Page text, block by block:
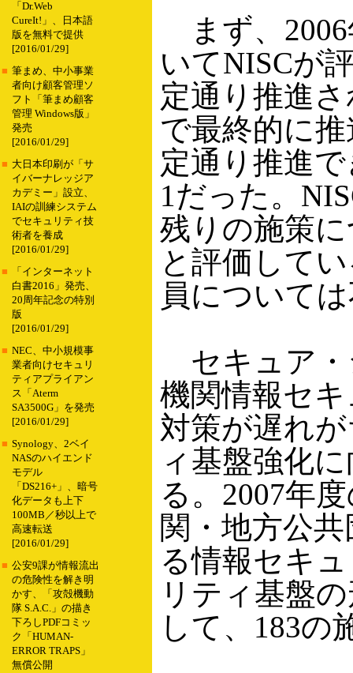
「Dr.Web
CureIt!」、日本語
版を無料で提供
[2016/01/29]
■ 筆まめ、中小事業
者向け顧客管理ソ
フト「筆まめ顧客
管理 Windows版」
発売
[2016/01/29]
■ 大日本印刷が「サ
イバーナレッジア
カデミー」設立、
IAIの訓練システム
でセキュリティ技
術者を養成
[2016/01/29]
■
「インターネット
白書2016」発売、
20周年記念の特別
版
[2016/01/29]
■ NEC、中小規模事
業者向けセキュリ
ティアプライアン
ス「Aterm
SA3500G」を発売
[2016/01/29]
■ Synology、2ベイ
NASのハイエンド
モデル
「DS216+」、暗号
化データも上下
100MB／秒以上で
高速転送
[2016/01/29]
■ 公安9課が情報流出
の危険性を解き明
かす、「攻殻機動
隊 S.A.C.」の描き
下ろしPDFコミッ
ク「HUMAN-
ERROR TRAPS」
無償公開
まず、2006
いてNISCが
定通り推進
で最終的に
定通り推進
1だった。
残りの施策
と評価して
員について
セキュア・
機関情報セ
対策が遅れ
ィ基盤強化
る。2007年
関・地方公
る情報セキ
リティ基盤
して、183の